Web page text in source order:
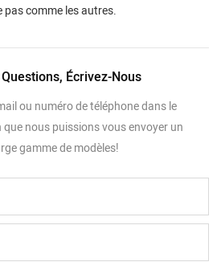
pas comme les autres.
Écrivez-Nous
ou numéro de téléphone dans le
nous puissions vous envoyer un
gamme de modèles!